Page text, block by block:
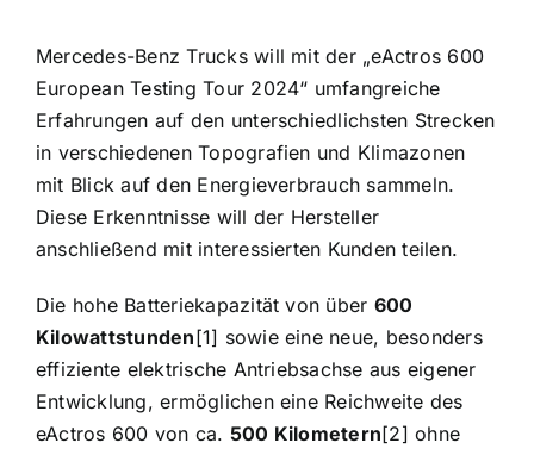
Mercedes-Benz Trucks will mit der „eActros 600
European Testing Tour 2024“ umfangreiche
Erfahrungen auf den unterschiedlichsten Strecken
in verschiedenen Topografien und Klimazonen
mit Blick auf den Energieverbrauch sammeln.
Diese Erkenntnisse will der Hersteller
anschließend mit interessierten Kunden teilen.
Die hohe Batteriekapazität von über 600
Kilowattstunden[1] sowie eine neue, besonders
effiziente elektrische Antriebsachse aus eigener
Entwicklung, ermöglichen eine Reichweite des
eActros 600 von ca. 500 Kilometern[2] ohne